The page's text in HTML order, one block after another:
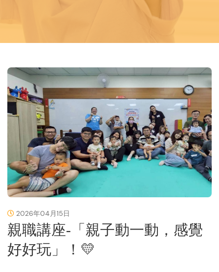
2026年04月15日
親職講座-「親子動一動，感覺
好好玩」！💛